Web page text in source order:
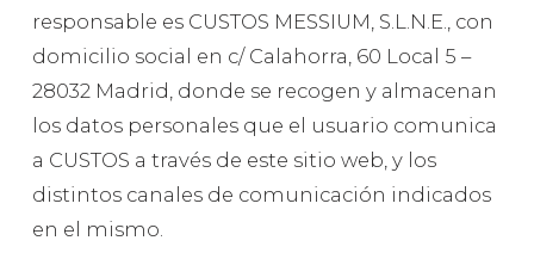
responsable es CUSTOS MESSIUM, S.L.N.E., con
domicilio social en c/ Calahorra, 60 Local 5 –
28032 Madrid, donde se recogen y almacenan
los datos personales que el usuario comunica
a CUSTOS a través de este sitio web, y los
distintos canales de comunicación indicados
en el mismo.